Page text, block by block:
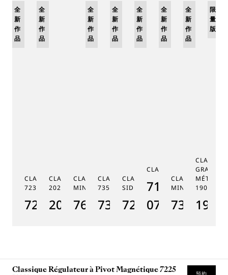
CLASSIQUE PHASE DE LUNE
7235
7235BH/0H/9V6
全
新
作
品
CLASSIQUE SOUSCRIPTION
2025
2025BH/28/9W6
全
新
作
品
CLASSIQUE RÉPÉTITION
MINUTES 7637
7637BB/2Y/9ZU
CLASSIQUE TOURBILLON
7357
7357BH/1H/386
全
新
作
品
CLASSIQUE TOURBILLON
SIDÉRAL 7255
7255PT/2N/9VU
全
新
作
品
CLASSIQUE 7185
7185BH/159/
07
全
新
作
品
CLASSIQUE
MINUTES 7365
7365BH/
全
新
作
品
GRANDE
MÉTIERS
1905
全
新
作
品
限
量
版
Classique Régulateur à Pivot Magnétique 7225 預約